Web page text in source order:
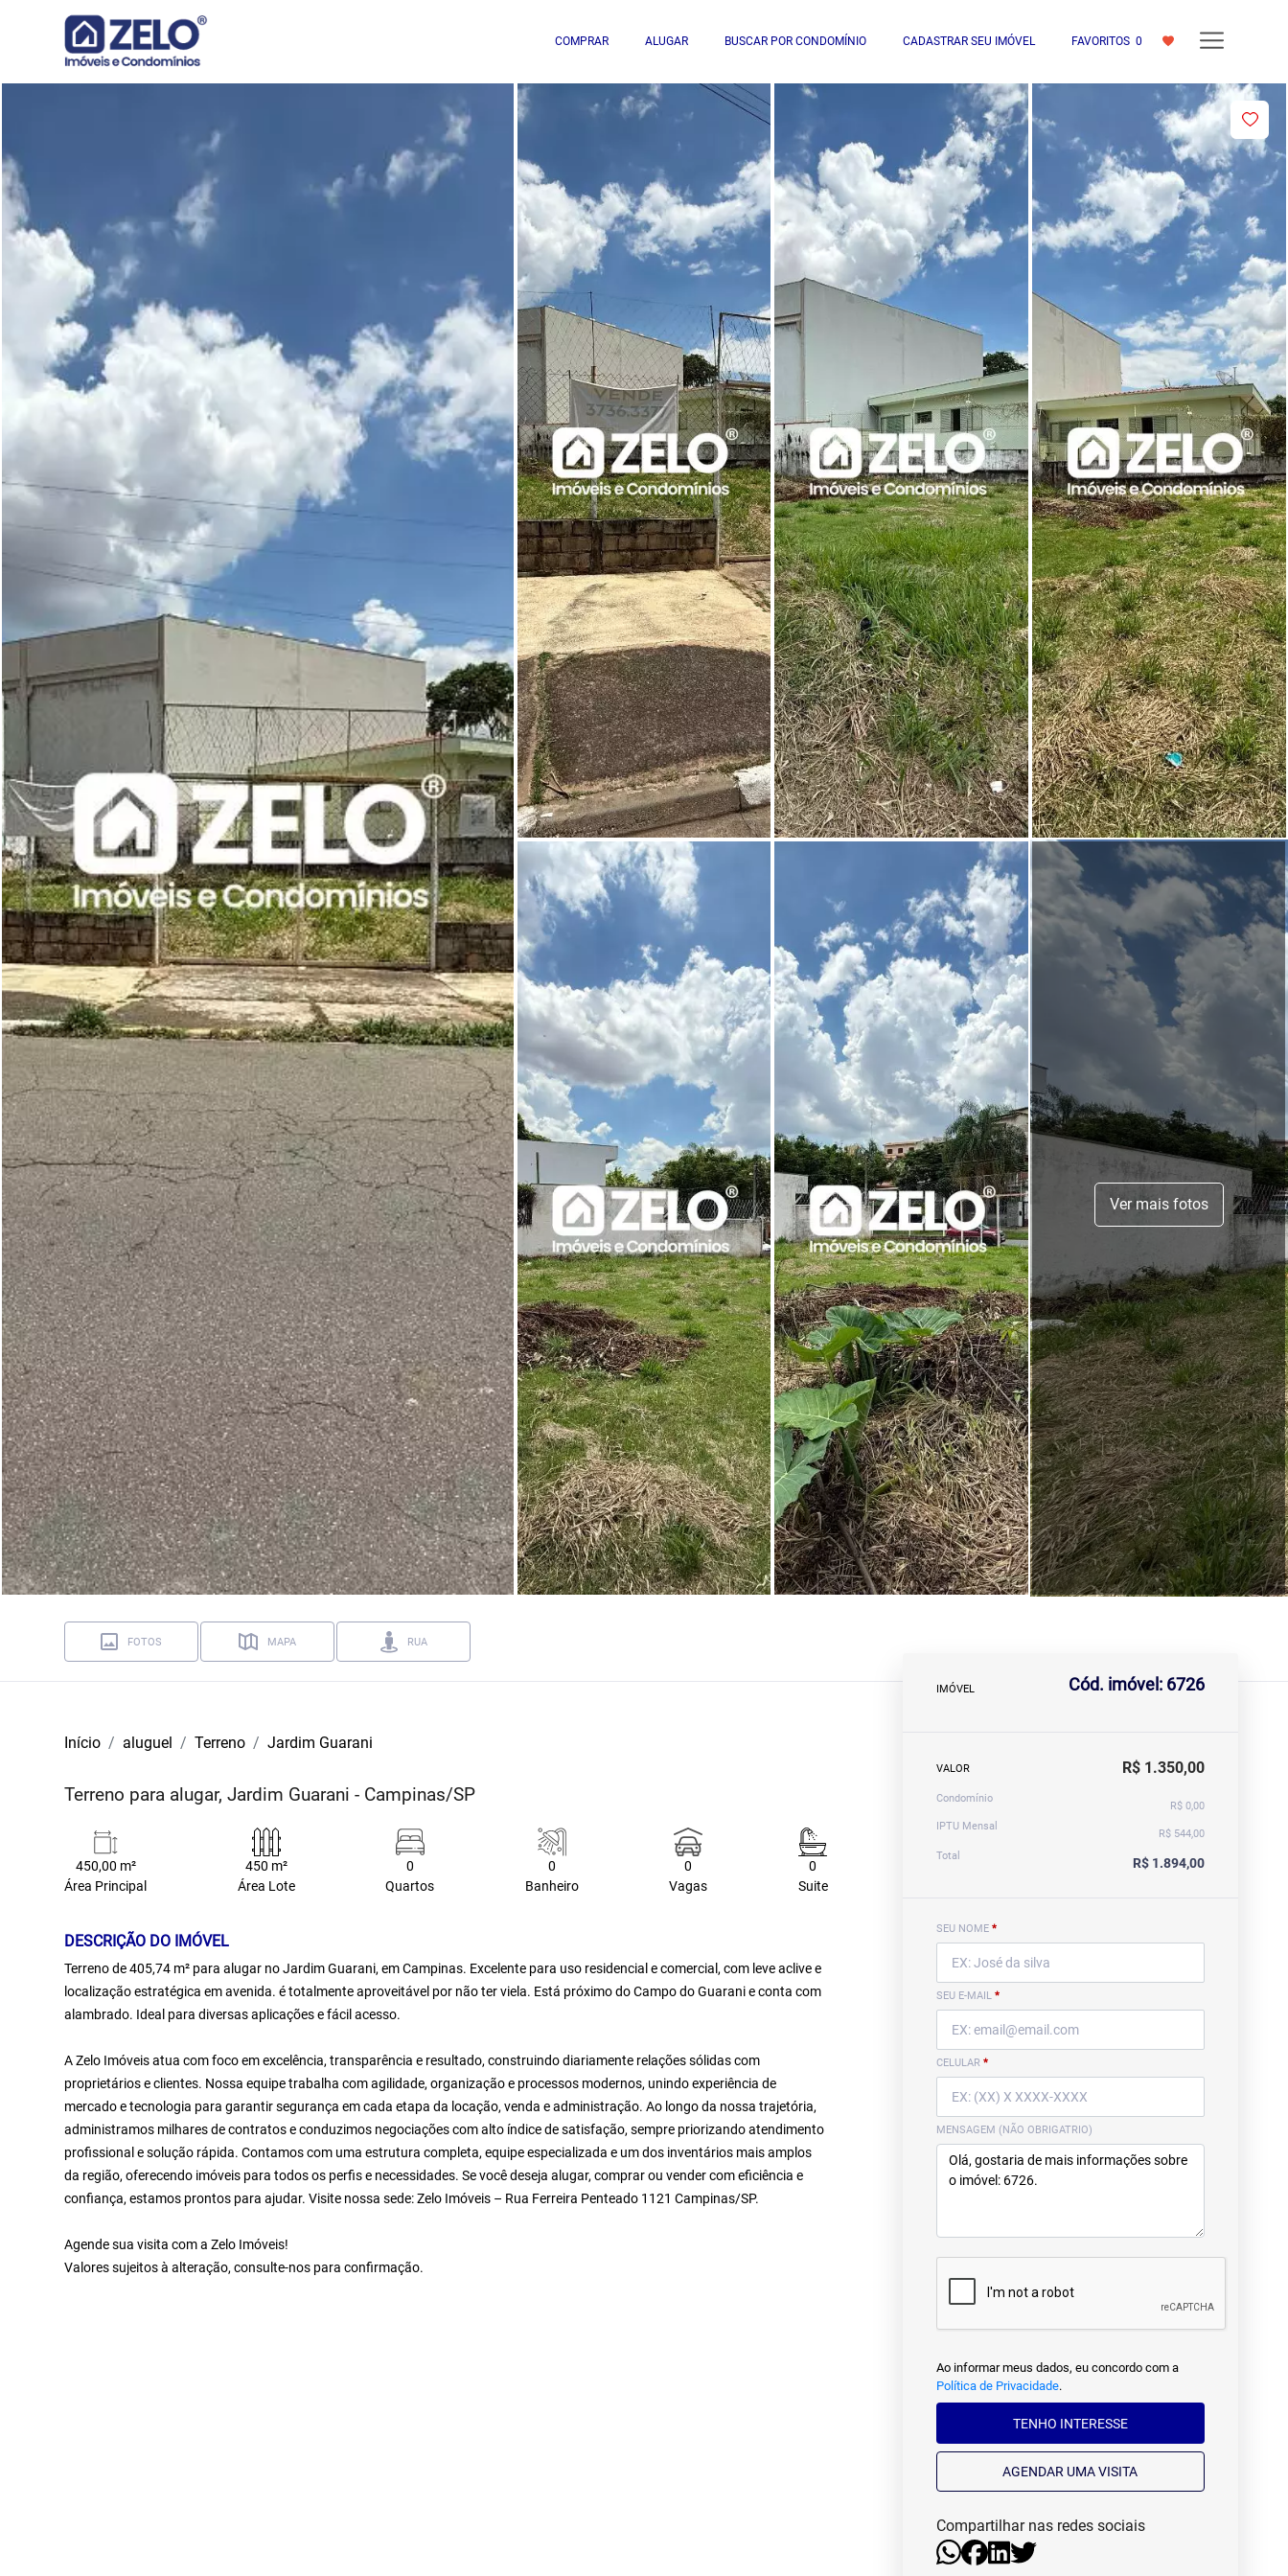
COMPRAR ALUGAR BUSCAR POR CONDOMÍNIO CADASTRAR SEU IMÓVEL FAVORITOS 0
Ver mais fotos
FOTOS MAPA RUA
Início aluguel Terreno Jardim Guarani
Terreno para alugar, Jardim Guarani - Campinas/SP
450,00 m²
Área Principal
450 m²
Área Lote
0
Quartos
0
Banheiro
0
Vagas
0
Suite
DESCRIÇÃO DO IMÓVEL
Terreno de 405,74 m² para alugar no Jardim Guarani, em Campinas. Excelente para uso residencial e comercial, com leve aclive e
localização estratégica em avenida. é totalmente aproveitável por não ter viela. Está próximo do Campo do Guarani e conta com
alambrado. Ideal para diversas aplicações e fácil acesso.
A Zelo Imóveis atua com foco em excelência, transparência e resultado, construindo diariamente relações sólidas com
proprietários e clientes. Nossa equipe trabalha com agilidade, organização e processos modernos, unindo experiência de
mercado e tecnologia para garantir segurança em cada etapa da locação, venda e administração. Ao longo da nossa trajetória,
administramos milhares de contratos e conduzimos negociações com alto índice de satisfação, sempre priorizando atendimento
profissional e solução rápida. Contamos com uma estrutura completa, equipe especializada e um dos inventários mais amplos
da região, oferecendo imóveis para todos os perfis e necessidades. Se você deseja alugar, comprar ou vender com eficiência e
confiança, estamos prontos para ajudar. Visite nossa sede: Zelo Imóveis – Rua Ferreira Penteado 1121 Campinas/SP.
Agende sua visita com a Zelo Imóveis!
Valores sujeitos à alteração, consulte-nos para confirmação.
IMÓVEL Cód. imóvel: 6726
VALOR R$ 1.350,00
Condomínio
R$ 0,00
IPTU Mensal
R$ 544,00
Total
R$ 1.894,00
SEU NOME *
SEU E-MAIL *
CELULAR *
MENSAGEM (NÃO OBRIGATRIO)
Ao informar meus dados, eu concordo com a
Política de Privacidade.
TENHO INTERESSE
AGENDAR UMA VISITA
Compartilhar nas redes sociais